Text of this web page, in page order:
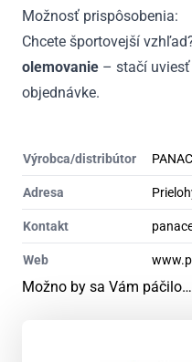
Možnosť prispôsobenia:
Chcete športovejší
olemovanie – stačí
objednávke.
Výrobca/distribútor
Adresa
Kontakt
Web
Možno by sa Vám páčilo…